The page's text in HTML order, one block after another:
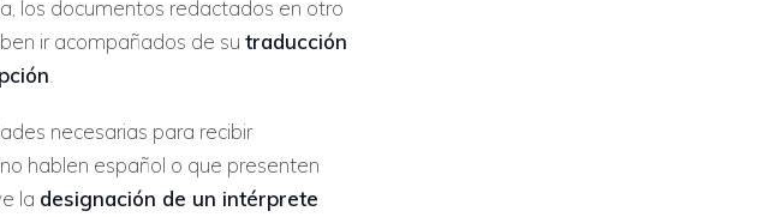
los documentos redactados en otro
ir acompañados de su traducción
.
necesarias para recibir
hablen español o que presenten
la designación de un intérprete